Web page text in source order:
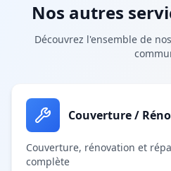
Nos autres
Découvrez l'ensemble de
Couverture /
Couverture, rénovation et
complète